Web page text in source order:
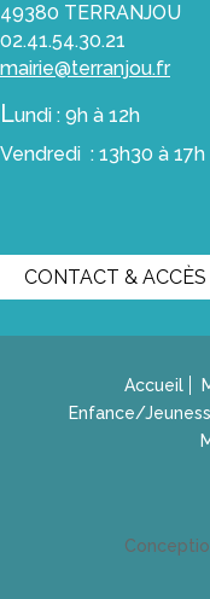
49380 TERRANJOU
02.41.54.30.21
mairie@terranjou.fr
Lundi : 9h à 12h
Vendredi : 13h30 à 17h
CONTACT & ACCÈS
Accueil
Enfance/